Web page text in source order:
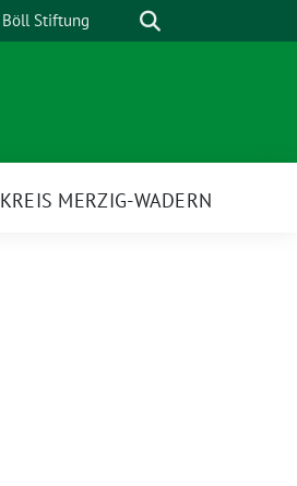
Böll Stiftung Suche
KREIS MERZIG-WADERN